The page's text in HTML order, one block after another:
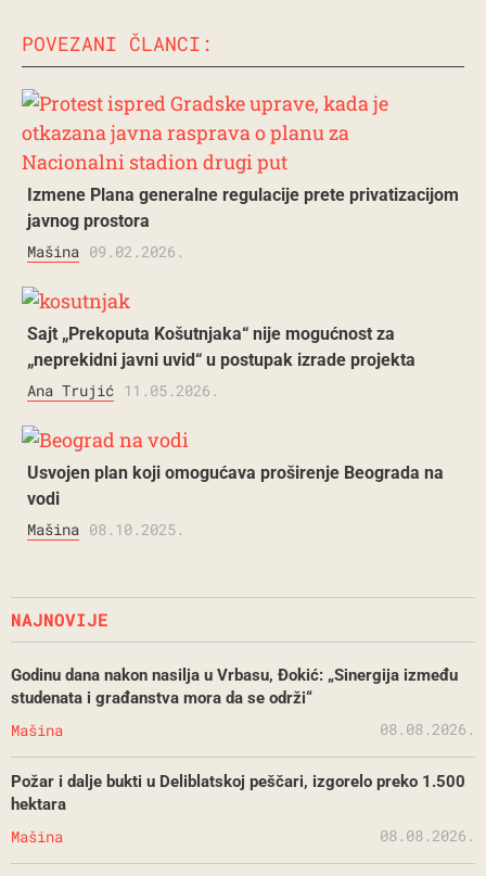
POVEZANI ČLANCI:
Izmene Plana generalne regulacije prete privatizacijom
javnog prostora
Mašina 09.02.2026.
Sajt „Prekoputa Košutnjaka“ nije mogućnost za
„neprekidni javni uvid“ u postupak izrade projekta
Ana Trujić 11.05.2026.
Usvojen plan koji omogućava proširenje Beograda na
vodi
Mašina 08.10.2025.
NAJNOVIJE
Godinu dana nakon nasilja u Vrbasu, Đokić: „Sinergija između
studenata i građanstva mora da se održi“
Mašina 08.08.2026.
Požar i dalje bukti u Deliblatskoj peščari, izgorelo preko 1.500
hektara
Mašina 08.08.2026.